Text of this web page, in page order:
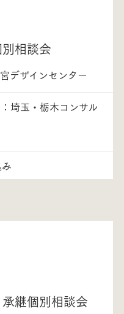
相談会
デザインセンター
埼玉・栃木コンサル
継個別相談会